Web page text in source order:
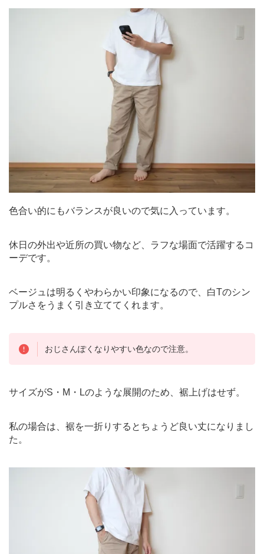
色合い的にもバランスが良いので気に入っています。
休日の外出や近所の買い物など、ラフな場面で活躍するコ
ーデです。
ベージュは明るくやわらかい印象になるので、白Tのシン
プルさをうまく引き立ててくれます。
おじさんぽくなりやすい色なので注意。
サイズがS・M・Lのような展開のため、裾上げはせず。
私の場合は、裾を一折りするとちょうど良い丈になりまし
た。